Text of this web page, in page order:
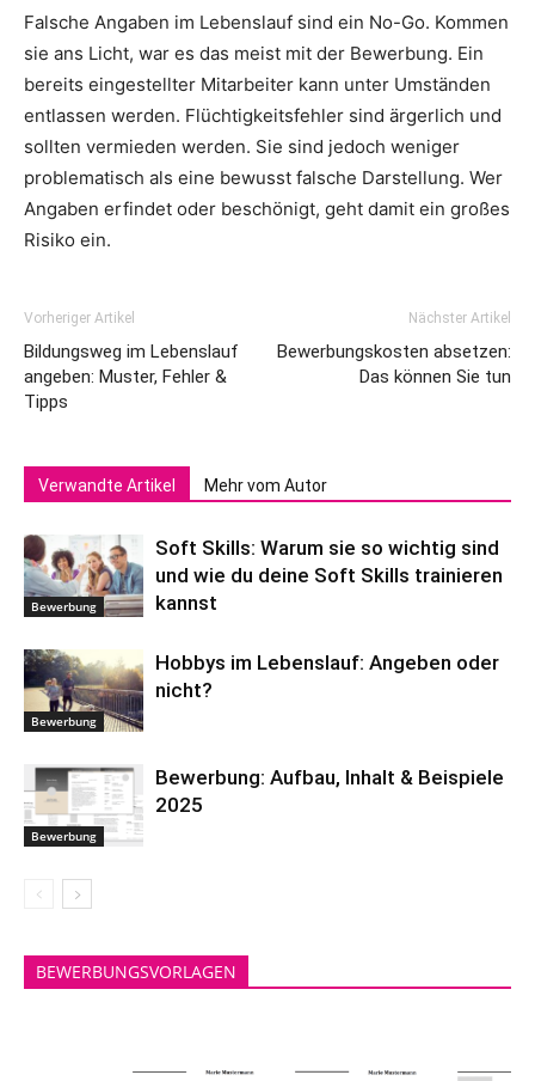
Falsche Angaben im Lebenslauf sind ein No-Go. Kommen
sie ans Licht, war es das meist mit der Bewerbung. Ein
bereits eingestellter Mitarbeiter kann unter Umständen
entlassen werden. Flüchtigkeitsfehler sind ärgerlich und
sollten vermieden werden. Sie sind jedoch weniger
problematisch als eine bewusst falsche Darstellung. Wer
Angaben erfindet oder beschönigt, geht damit ein großes
Risiko ein.
Vorheriger Artikel
Bildungsweg im Lebenslauf
angeben: Muster, Fehler &
Tipps
Nächster Artikel
Bewerbungskosten absetzen:
Das können Sie tun
Verwandte Artikel Mehr vom Autor
Bewerbung
Soft Skills: Warum sie so wichtig sind
und wie du deine Soft Skills trainieren
kannst
Bewerbung
Hobbys im Lebenslauf: Angeben oder
nicht?
Bewerbung
Bewerbung: Aufbau, Inhalt & Beispiele
2025
BEWERBUNGSVORLAGEN